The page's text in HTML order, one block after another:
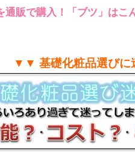
販で購入！「ブツ」はこ
▼▼ 基礎化粧品選び